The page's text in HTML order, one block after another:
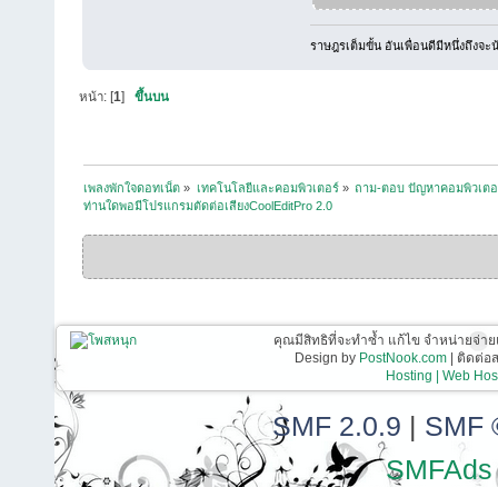
ราษฎรเต็มขั้น อันเพื่อนดีมีหนึ่งถึงจะ
หน้า: [1 ]ขึ้นบน
เพลงพักใจดอทเน็ต » เทคโนโลยีและคอมพิวเตอร์» ถาม-ตอบ ปัญหาคอมพิวเต
ท่านใดพอมีโปรแกรมตัดต่อเสียงCoolEditPro 2.0
คุณมีสิทธิที่จะทำซ้ำ แก้ไข จำหน่ายจ่า
Design by PostNook.com| ติดต่อส
Hosting | Web
SMF 2.0.9 | SMF
SMFAds